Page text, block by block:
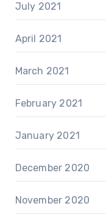
July 2021
April 2021
March 2021
February 2021
January 2021
December 2020
November 2020